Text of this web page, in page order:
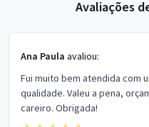
Avaliações
Ana Paula avaliou:
Fui muito bem atendida com
qualidade. Valeu a pena,
careiro. Obrigada!